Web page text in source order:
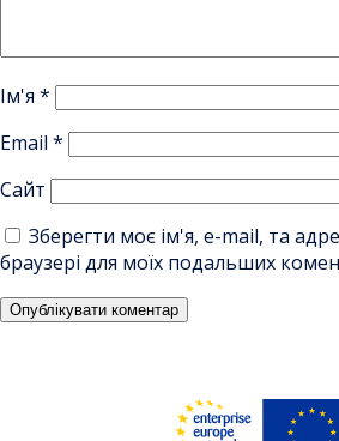
Ім'я *
Email *
Сайт
Зберегти моє ім'я, e-mail, та
браузері для моїх подальших